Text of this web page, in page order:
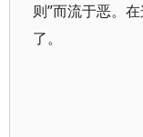
则”而流于恶。
了。